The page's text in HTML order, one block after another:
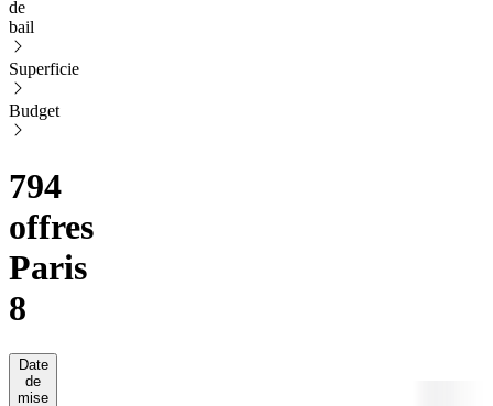
de
bail
Superficie
Budget
794
offres
Paris
8
Date
de
mise